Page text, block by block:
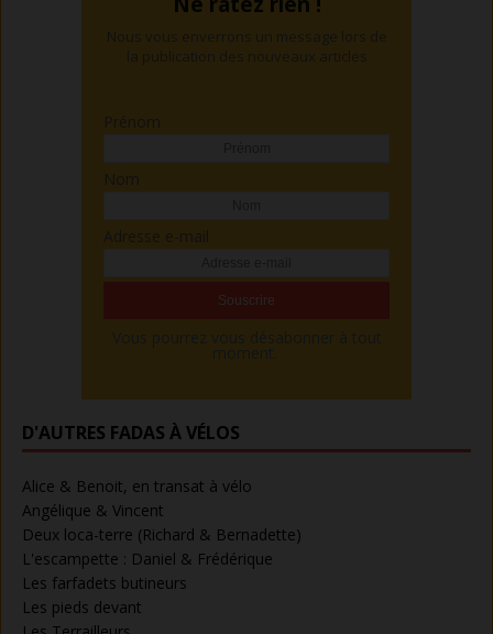
Vous pourrez vous désabonner à tout
moment.
D'AUTRES FADAS À VÉLOS
Alice & Benoit, en transat à vélo
Angélique & Vincent
Deux loca-terre (Richard & Bernadette)
L'escampette : Daniel & Frédérique
Les farfadets butineurs
Les pieds devant